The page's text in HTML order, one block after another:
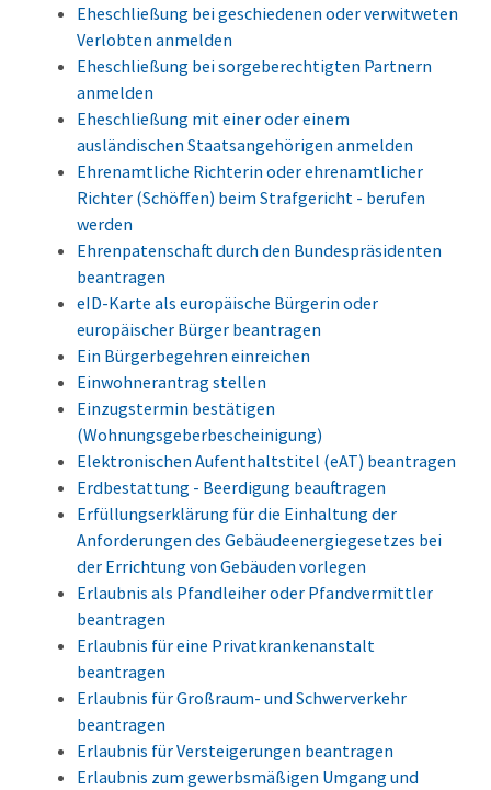
Eheschließung bei geschiedenen oder verwitweten
Verlobten anmelden
Eheschließung bei sorgeberechtigten Partnern
anmelden
Eheschließung mit einer oder einem
ausländischen Staatsangehörigen anmelden
Ehrenamtliche Richterin oder ehrenamtlicher
Richter (Schöffen) beim Strafgericht - berufen
werden
Ehrenpatenschaft durch den Bundespräsidenten
beantragen
eID-Karte als europäische Bürgerin oder
europäischer Bürger beantragen
Ein Bürgerbegehren einreichen
Einwohnerantrag stellen
Einzugstermin bestätigen
(Wohnungsgeberbescheinigung)
Elektronischen Aufenthaltstitel (eAT) beantragen
Erdbestattung - Beerdigung beauftragen
Erfüllungserklärung für die Einhaltung der
Anforderungen des Gebäudeenergiegesetzes bei
der Errichtung von Gebäuden vorlegen
Erlaubnis als Pfandleiher oder Pfandvermittler
beantragen
Erlaubnis für eine Privatkrankenanstalt
beantragen
Erlaubnis für Großraum- und Schwerverkehr
beantragen
Erlaubnis für Versteigerungen beantragen
Erlaubnis zum gewerbsmäßigen Umgang und